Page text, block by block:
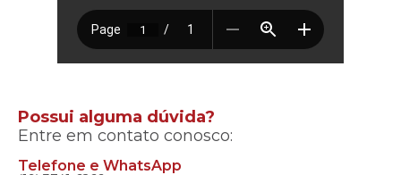
Possui alguma dúvida?
Entre em contato conosco:
Telefone e WhatsApp